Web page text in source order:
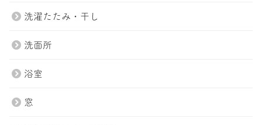
洗濯たたみ・干し
洗面所
浴室
窓